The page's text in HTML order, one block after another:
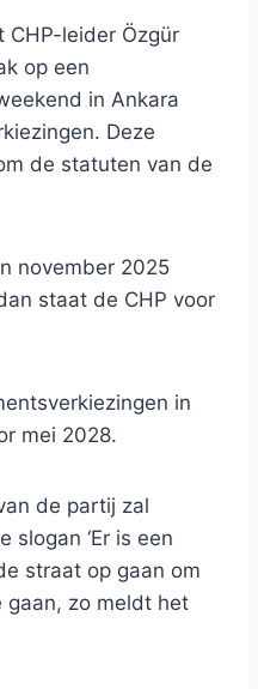
CHP-leider Özgür
op een
in Ankara
Deze
de statuten van de
november 2025
staat de CHP voor
in
mei 2028.
de partij zal
slogan ‘Er is een
straat op gaan om
gaan, zo meldt het